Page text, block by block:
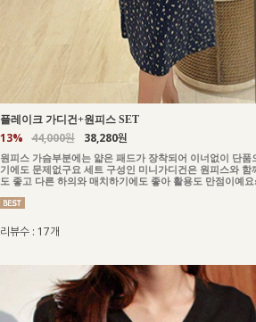
플레이크 가디건+원피스 SET
13% 44,000원 38,280원
원피스 가슴부분에는 얇은 패드가 장착되어 이너없이 단품
기에도 문제없구요 세트 구성인 미니가디건은 원피스와 함
도 좋고 다른 하의와 매치하기에도 좋아 활용도 만점이예요
리뷰수 : 17개